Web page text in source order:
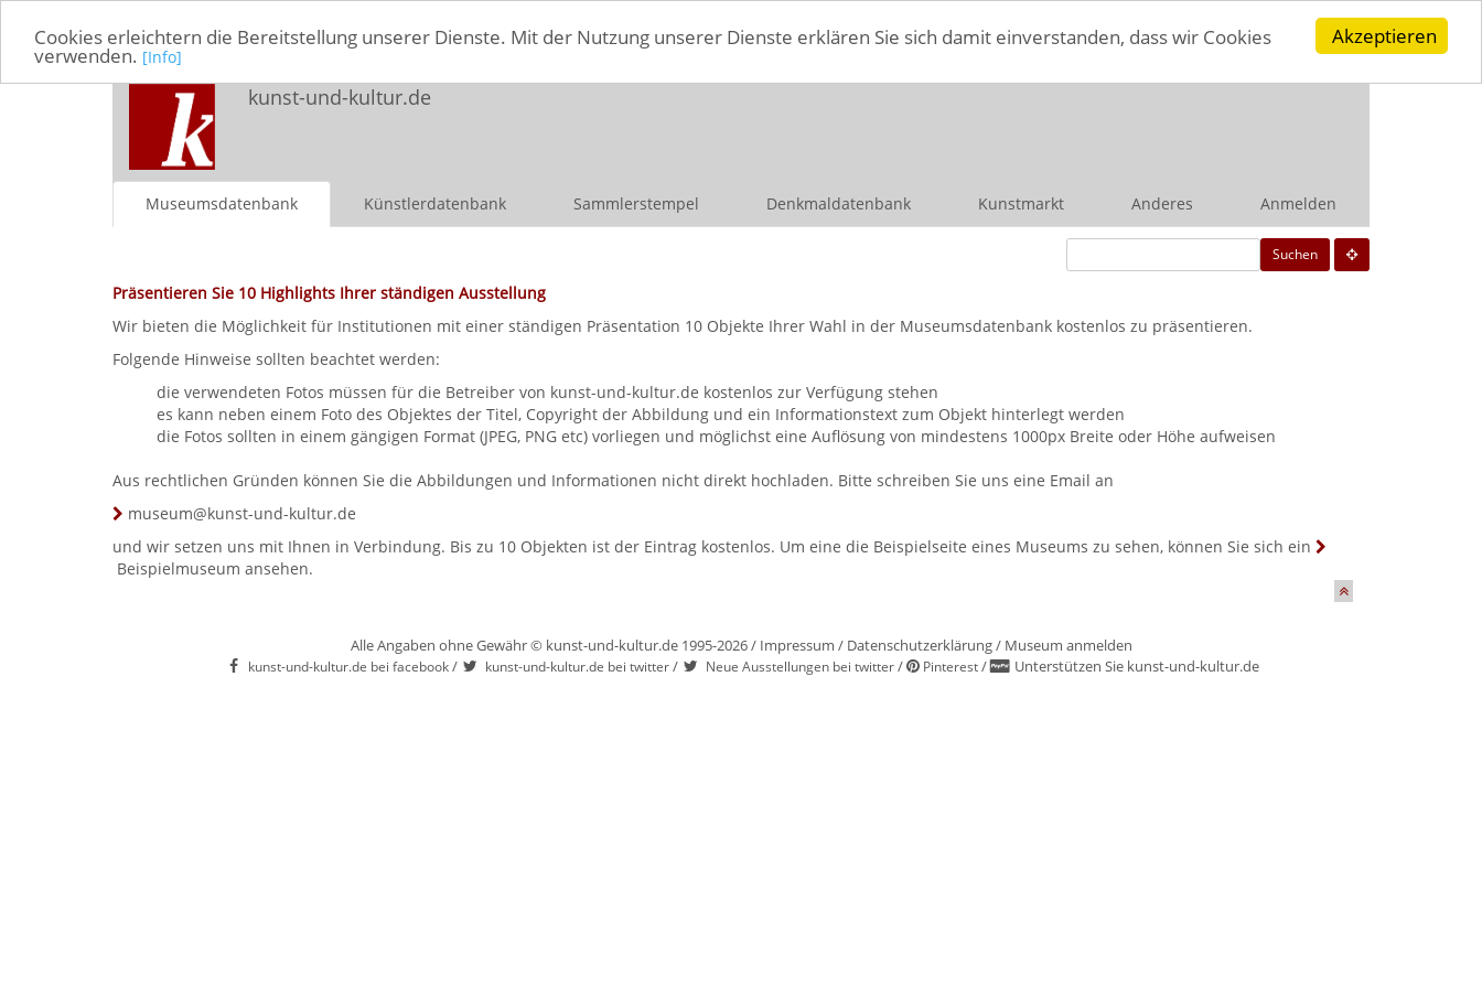
Akzeptieren
Cookies erleichtern die Bereitstellung unserer Dienste. Mit der Nutzung unserer Dienste erklären Sie sich damit einverstanden, dass wir Cookies
verwenden. [Info]
kunst-und-kultur.de
Museumsdatenbank Künstlerdatenbank Sammlerstempel Denkmaldatenbank Kunstmarkt Anderes Anmelden
Suchen
Präsentieren Sie 10 Highlights Ihrer ständigen Ausstellung
Wir bieten die Möglichkeit für Institutionen mit einer ständigen Präsentation 10 Objekte Ihrer Wahl in der Museumsdatenbank kostenlos zu präsentieren.
Folgende Hinweise sollten beachtet werden:
die verwendeten Fotos müssen für die Betreiber von kunst-und-kultur.de kostenlos zur Verfügung stehen
es kann neben einem Foto des Objektes der Titel, Copyright der Abbildung und ein Informationstext zum Objekt hinterlegt werden
die Fotos sollten in einem gängigen Format (JPEG, PNG etc) vorliegen und möglichst eine Auflösung von mindestens 1000px Breite oder Höhe aufweisen
Aus rechtlichen Gründen können Sie die Abbildungen und Informationen nicht direkt hochladen. Bitte schreiben Sie uns eine Email an
museum@kunst-und-kultur.de
und wir setzen uns mit Ihnen in Verbindung. Bis zu 10 Objekten ist der Eintrag kostenlos. Um eine die Beispielseite eines Museums zu sehen, können Sie sich ein
Beispielmuseum ansehen.
Alle Angaben ohne Gewähr © kunst-und-kultur.de 1995-2026 / Impressum / Datenschutzerklärung/ Museum anmelden
kunst-und-kultur.de bei facebook/ kunst-und-kultur.de bei twitter/ Neue Ausstellungen bei twitter/ Pinterest/ Unterstützen Sie kunst-und-kultur.de